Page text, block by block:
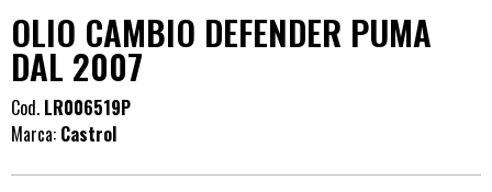
OLIO CAMBIO DEFENDER PUMA
DAL 2007
Cod. LR006519P
Marca: Castrol